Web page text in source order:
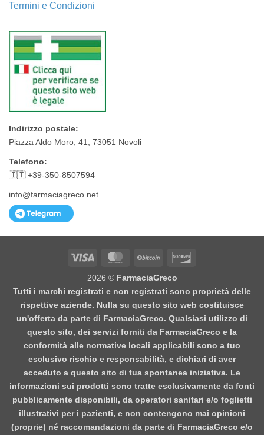
Termini e Condizioni
Indirizzo postale:
Piazza Aldo Moro, 41, 73051 Novoli
Telefono:
🇮🇹 +39-350-8507594
info@farmaciagreco.net
Visa MasterCardBitCoin
2026 © FarmaciaGreco
Tutti i marchi registrati e non registrati sono proprietà delle
rispettive aziende. Nulla su questo sito web costituisce
un'offerta da parte di FarmaciaGreco. Qualsiasi utilizzo di
questo sito, dei servizi forniti da FarmaciaGreco e la
conformità alle normative locali applicabili sono a tuo
esclusivo rischio e responsabilità, e dichiari di aver
acceduto a questo sito di tua spontanea iniziativa. Le
informazioni sui prodotti sono tratte esclusivamente da fonti
pubblicamente disponibili, da operatori sanitari e/o foglietti
illustrativi per i pazienti, e non contengono mai opinioni
(proprie) né raccomandazioni da parte di FarmaciaGreco e/o